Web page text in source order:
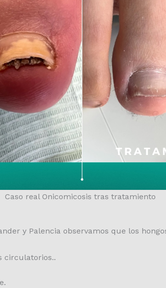
Caso real Onicomicosis tras tratamiento
y Palencia observamos que los
circulatorios..